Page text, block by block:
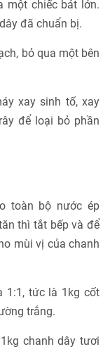
một chiếc bát lớn.
đã chuẩn bị.
bỏ qua một bên
xay sinh tố, xay
để loại bỏ phần
toàn bộ nước ép
thì tắt bếp và để
mùi vị của chanh
1:1, tức là 1kg cốt
trắng.
chanh dây tươi